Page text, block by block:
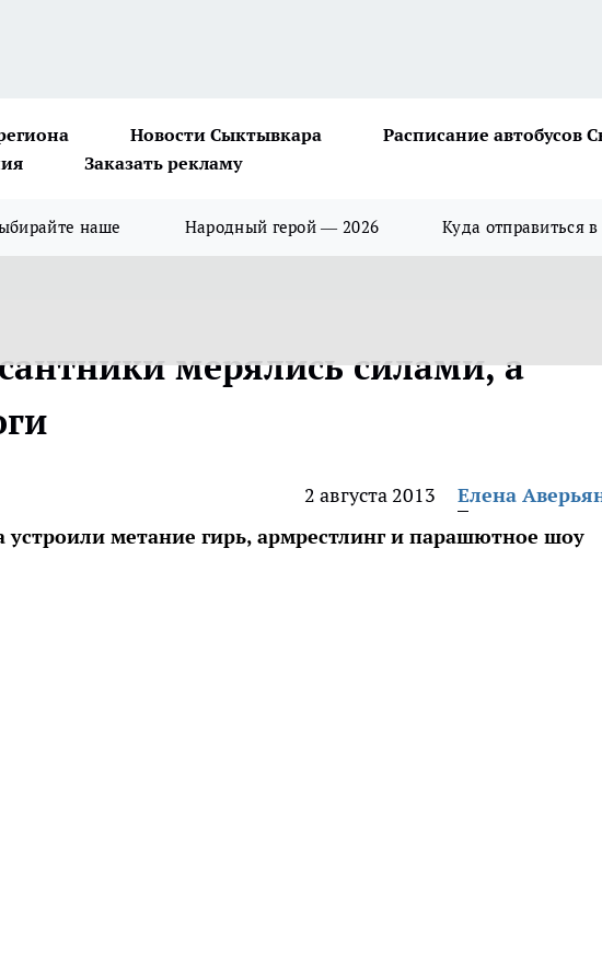
Новости Сыктывкара
Расписание автобусов
Заказать рекламу
наше Народный герой — 2026 Куда отправиться в
мерялись силами, а
2 августа 2013
Елена
устроили метание гирь, армрестлинг и парашютное шоу